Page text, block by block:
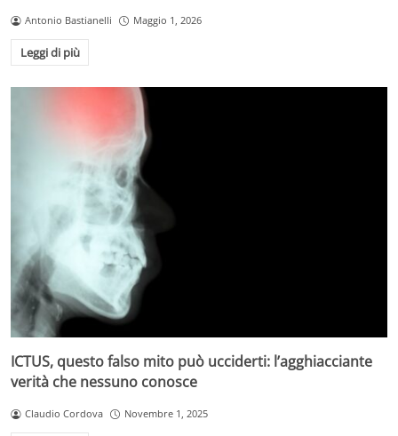
Antonio Bastianelli Maggio 1, 2026
Leggi di più
ICTUS, questo falso mito può ucciderti: l’agghiacciante
verità che nessuno conosce
Claudio Cordova Novembre 1, 2025